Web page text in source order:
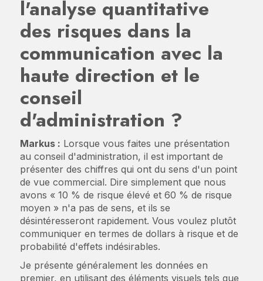
l'analyse quantitative
des risques dans la
communication avec la
haute direction et le
conseil
d'administration ?
Markus : Lorsque vous faites une présentation
au conseil d'administration, il est important de
présenter des chiffres qui ont du sens d'un point
de vue commercial. Dire simplement que nous
avons « 10 % de risque élevé et 60 % de risque
moyen » n'a pas de sens, et ils se
désintéresseront rapidement. Vous voulez plutôt
communiquer en termes de dollars à risque et de
probabilité d'effets indésirables.
Je présente généralement les données en
premier, en utilisant des éléments visuels tels que